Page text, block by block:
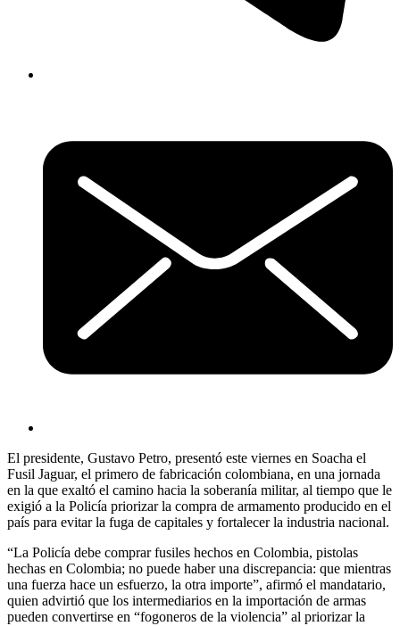
El presidente, Gustavo Petro, presentó este viernes en Soacha el
Fusil Jaguar, el primero de fabricación colombiana, en una jornada
en la que exaltó el camino hacia la soberanía militar, al tiempo que le
exigió a la Policía priorizar la compra de armamento producido en el
país para evitar la fuga de capitales y fortalecer la industria nacional.
“La Policía debe comprar fusiles hechos en Colombia, pistolas
hechas en Colombia; no puede haber una discrepancia: que mientras
una fuerza hace un esfuerzo, la otra importe”, afirmó el mandatario,
quien advirtió que los intermediarios en la importación de armas
pueden convertirse en “fogoneros de la violencia” al priorizar la